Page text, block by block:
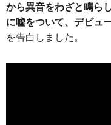
から異音をわざと鳴ら
に嘘をついて、デビュ
を告白しました。